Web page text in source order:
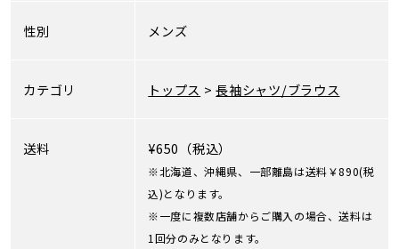
性別 メンズ
カテゴリ トップス >長袖シャツ/ブラウス
送料 ¥650（税込）
※北海道、沖縄県、一部離島は送料￥890(税
込)となります。
※一度に複数店舗からご購入の場合、送料は
1回分のみとなります。